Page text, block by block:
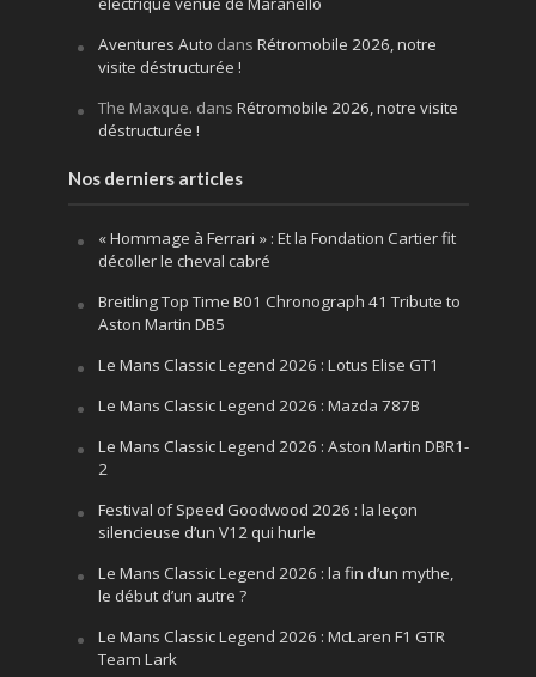
Aventures Auto dans Rétromobile 2026, notre
visite déstructurée !
The Maxque. dans Rétromobile 2026, notre visite
déstructurée !
Nos derniers articles
« Hommage à Ferrari » : Et la Fondation Cartier fit
décoller le cheval cabré
Breitling Top Time B01 Chronograph 41 Tribute to
Aston Martin DB5
Le Mans Classic Legend 2026 : Lotus Elise GT1
Le Mans Classic Legend 2026 : Mazda 787B
Le Mans Classic Legend 2026 : Aston Martin DBR1-
2
Festival of Speed Goodwood 2026 : la leçon
silencieuse d’un V12 qui hurle
Le Mans Classic Legend 2026 : la fin d’un mythe,
le début d’un autre ?
Le Mans Classic Legend 2026 : McLaren F1 GTR
Team Lark